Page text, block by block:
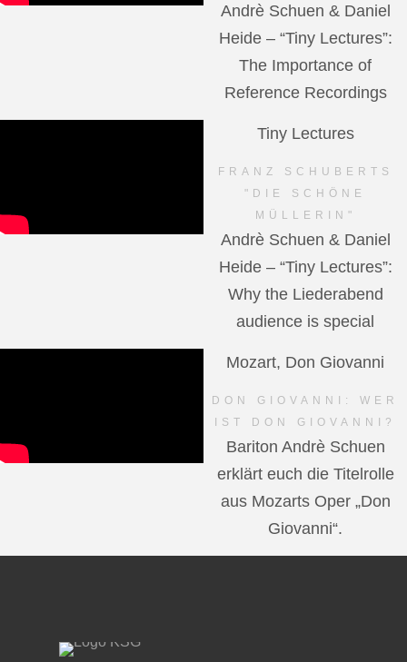
Andrè Schuen & Daniel
Heide – “Tiny Lectures”:
The Importance of
Reference Recordings
Tiny Lectures
FRANZ SCHUBERTS
"DIE SCHÖNE
MÜLLERIN"
Andrè Schuen & Daniel
Heide – “Tiny Lectures”:
Why the Liederabend
audience is special
Mozart, Don Giovanni
DON GIOVANNI: WER
IST DON GIOVANNI?
Bariton Andrè Schuen
erklärt euch die Titelrolle
aus Mozarts Oper „Don
Giovanni“.